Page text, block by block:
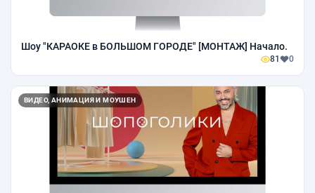
Шоу "КАРАОКЕ в БОЛЬШОМ ГОРОДЕ" [МОНТАЖ] Начало.
81 0
ВИДЕО, АНИМАЦИЯ И МОУШЕН